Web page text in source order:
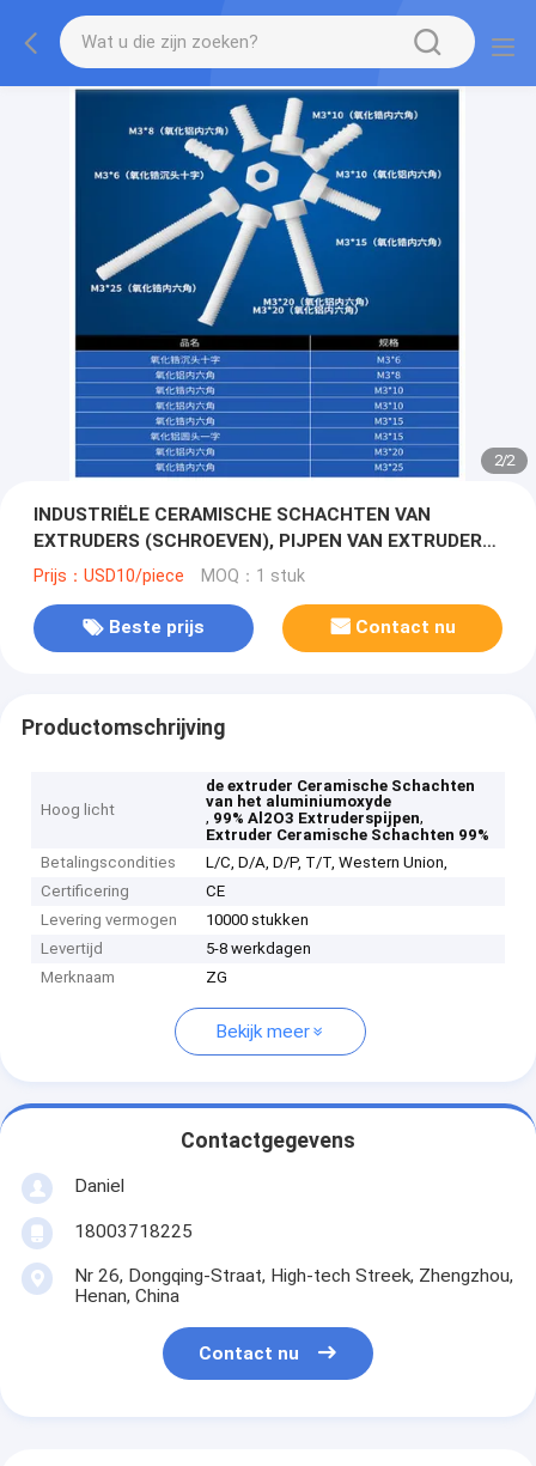
2/2
INDUSTRIËLE CERAMISCHE SCHACHTEN VAN
EXTRUDERS (SCHROEVEN), PIJPEN VAN EXTRUDERS
(KERNEN)
Prijs：USD10/piece MOQ：1 stuk
Beste prijs Contact nu
Productomschrijving
Hoog licht
de extruder Ceramische Schachten
van het aluminiumoxyde
, 99% Al2O3 Extruderspijpen,
Extruder Ceramische Schachten 99%
Betalingscondities
L/C, D/A, D/P, T/T, Western Union,
Certificering
CE
Levering vermogen
10000 stukken
Levertijd
5-8 werkdagen
Merknaam
ZG
Bekijk meer
Contactgegevens
Daniel
18003718225
Nr 26, Dongqing-Straat, High-tech Streek, Zhengzhou,
Henan, China
Contact nu